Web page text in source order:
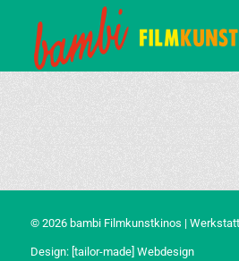
© 2026 bambi Filmkunstkinos |
Design: [tailor-made] Webdesign